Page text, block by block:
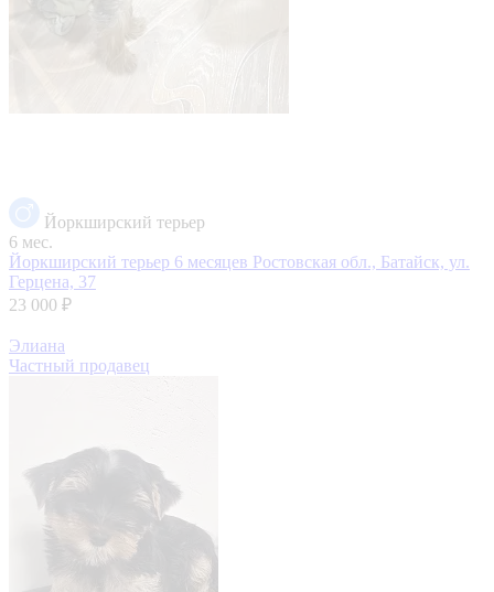
Йоркширский терьер
6 мес.
Йоркширский терьер 6 месяцев Ростовская обл., Батайск, ул.
Герцена, 37
23 000 ₽
Элиана
Частный продавец